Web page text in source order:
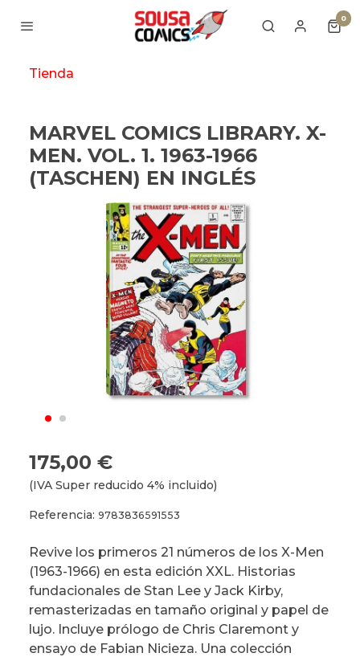
0
Tienda
MARVEL COMICS LIBRARY. X-
MEN. VOL. 1. 1963-1966
(TASCHEN) EN INGLÉS
175,00 €
(IVA Super reducido 4% incluido)
Referencia: 9783836591553
Revive los primeros 21 números de los X-Men
(1963-1966) en esta edición XXL. Historias
fundacionales de Stan Lee y Jack Kirby,
remasterizadas en tamaño original y papel de
lujo. Incluye prólogo de Chris Claremont y
ensayo de Fabian Nicieza. Una colección